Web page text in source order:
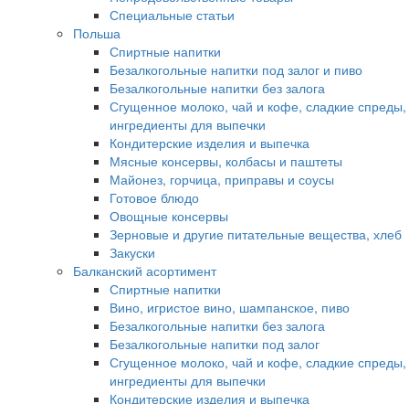
Специальные статьи
Польша
Спиртные напитки
Безалкогольные напитки под залог и пиво
Безалкогольные напитки без залога
Сгущенное молоко, чай и кофе, сладкие спреды,
ингредиенты для выпечки
Кондитерские изделия и выпечка
Мясные консервы, колбасы и паштеты
Майонез, горчица, приправы и соусы
Готовое блюдо
Овощные консервы
Зерновые и другие питательные вещества, хлеб
Закуски
Балканский асортимент
Спиртные напитки
Вино, игристое вино, шампанское, пиво
Безалкогольные напитки без залога
Безалкогольные напитки под залог
Сгущенное молоко, чай и кофе, сладкие спреды,
ингредиенты для выпечки
Кондитерские изделия и выпечка